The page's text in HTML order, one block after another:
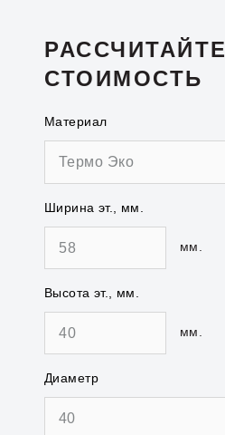
РАССЧИТАЙТЕ
СТОИМОСТЬ
Материал
Термо Эко
Ширина эт., мм.
мм.
Высота эт., мм.
мм.
Диаметр
40